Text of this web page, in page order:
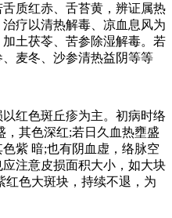
质红赤、舌苔黄，辨证属热
疗以清热解毒、凉血息风为
土茯苓、苦参除湿解毒。若
麦冬、沙参清热益阴等等
色斑丘疹为主。初病时络
，其色深红;若日久血热壅盛
紫 暗;也有阴血虚，络脉空
注意皮损面积大小，如大块
红色大斑块，持续不退，为